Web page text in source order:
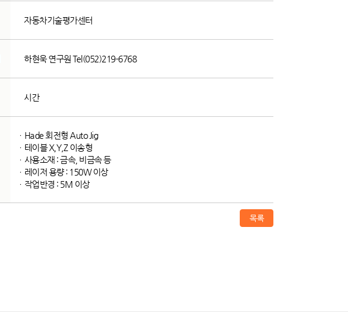
자동차기술평가센터
하현욱 연구원 Tel(052)219-6768
시간
ㆍHade 회전형 Auto Jig
ㆍ테이블 X,Y,Z 이송형
ㆍ사용소재 : 금속, 비금속 등
ㆍ레이저 용량 : 150W 이상
ㆍ작업반경 : 5M 이상
목록